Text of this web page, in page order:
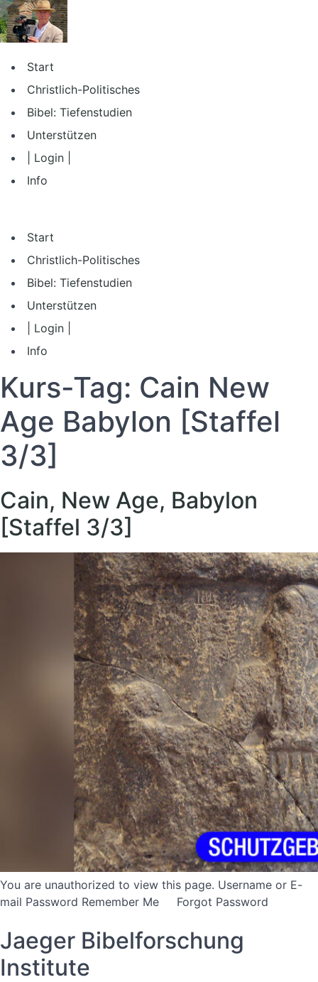
Zum
Inhalt
springen
Start
Christlich-Politisches
Bibel: Tiefenstudien
Unterstützen
| Login |
Info
Start
Christlich-Politisches
Bibel: Tiefenstudien
Unterstützen
| Login |
Info
Kurs-Tag: Cain New
Age Babylon [Staffel
3/3]
Cain, New Age, Babylon
[Staffel 3/3]
You are unauthorized to view this page. Username or E-
mail Password Remember Me Forgot Password
Jaeger Bibelforschung
Institute